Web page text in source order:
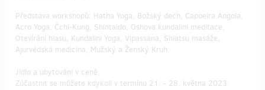
Představa workshopů: Hatha Yoga, Božský dech, Capoeira Angola,
Acro Yoga, Čchi-Kung, Shintaido, Oshova kundalini meditace,
Otevírání hlasu, Kundalini Yoga, Vipassana, Shiatsu masáže,
Ajurvédská medicína, Mužský a Ženský Kruh
Jídlo a ubytování v ceně.
Zúčastnit se můžete kdykoli v termínu 21. - 28. května 2023.